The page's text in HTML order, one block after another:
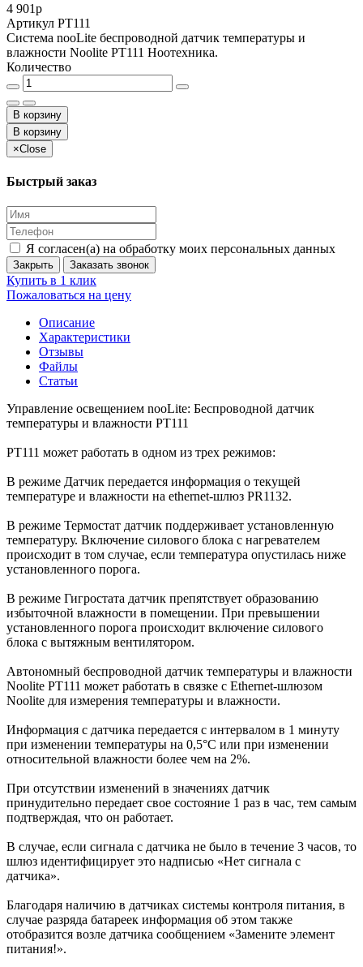
4 901p
Артикул РТ111
Система nooLite беспроводной датчик температуры и
влажности Noolite PT111 Ноотехника.
Количество
В корзину
В корзину
×Close
Быстрый заказ
Я согласен(а) на обработку моих персональных данных
Закрыть Заказать звонок
Купить в 1 клик
Пожаловаться на цену
Описание
Характеристики
Отзывы
Файлы
Статьи
Управление освещением nooLite: Беспроводной датчик
температуры и влажности PT111
PT111 может работать в одном из трех режимов:
В режиме Датчик передается информация о текущей
температуре и влажности на ethernet-шлюз PR1132.
В режиме Термостат датчик поддерживает установленную
температуру. Включение силового блока с нагревателем
происходит в том случае, если температура опустилась ниже
установленного порога.
В режиме Гигростата датчик препятствует образованию
избыточной влажности в помещении. При превышении
установленного порога происходит включение силового
блока с вытяжным вентилятором.
Автономный беспроводной датчик температуры и влажности
Noolite PT111 может работать в связке с Ethernet-шлюзом
Noolite для измерения температуры и влажности.
Информация с датчика передается с интервалом в 1 минуту
при изменении температуры на 0,5°С или при изменении
относительной влажности более чем на 2%.
При отсутствии изменений в значениях датчик
принудительно передает свое состояние 1 раз в час, тем самым
подтверждая, что он работает.
В случае, если сигнала с датчика не было в течение 3 часов, то
шлюз идентифицирует это надписью «Нет сигнала с
датчика».
Благодаря наличию в датчиках системы контроля питания, в
случае разряда батареек информация об этом также
отобразится возле датчика сообщением «Замените элемент
питания!».